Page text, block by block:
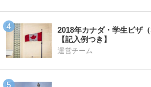
2018年カナダ・学生ビザ
【記入例つき】
運営チーム